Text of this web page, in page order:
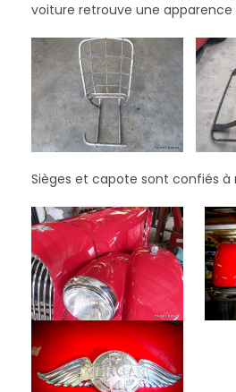
voiture retrouve une
Sièges et capote sont confiés à